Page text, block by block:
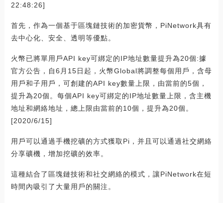
22:48:26]
首先，作為一個基于區塊鏈技術的加密貨幣，PiNetwork具有
去中心化、安全、透明等優點。
火幣已將單用戶API key可綁定的IP地址數量提升為20個:據
官方公告，自6月15日起，火幣Global將調整每個用戶，含母
用戶和子用戶，可創建的API key數量上限，由當前的5個，
提升為20個。每個API key可綁定的IP地址數量上限，含主機
地址和網絡地址，總上限由當前的10個，提升為20個。
[2020/6/15]
用戶可以通過手機挖礦的方式獲取Pi，并且可以通過社交網絡
分享礦機，增加挖礦的效率。
這種結合了區塊鏈技術和社交網絡的模式，讓PiNetwork在短
時間內吸引了大量用戶的關注。